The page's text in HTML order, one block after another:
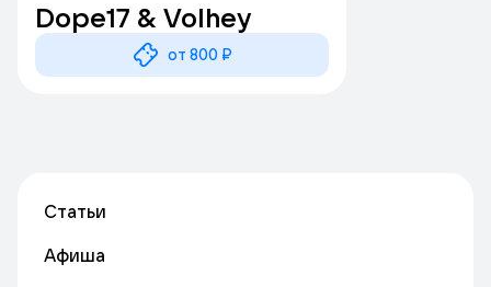
Dope17 & Volhey
от 800 ₽
Статьи
Афиша